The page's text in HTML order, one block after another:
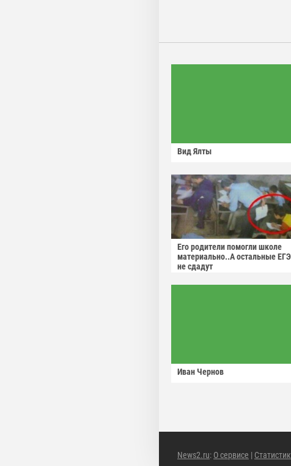
Вид Ялты
Его родители помогли школе
материально..А остальные ЕГЭ
не сдадут
Иван Чернов
News2.ru: О сервисе |